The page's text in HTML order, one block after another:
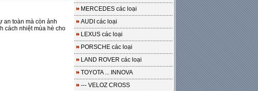
an toàn mà còn ảnh
cách nhiệt mùa hè cho
MERCEDES các loại
AUDI các loại
LEXUS các loại
PORSCHE các loại
LAND ROVER các loại
TOYOTA ... INNOVA
--- VELOZ CROSS